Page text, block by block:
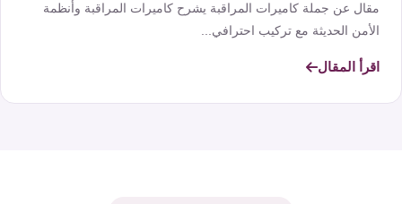
مقال عن جملة كاميرات المراقبة يشرح كاميرات المراقبة وأنظمة
الأمن الحديثة مع تركيب احترافي...
اقرأ المقال